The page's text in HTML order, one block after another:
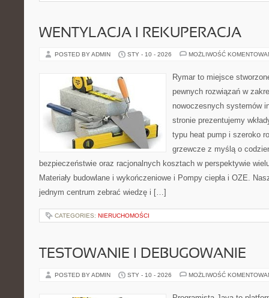
WENTYLACJA I REKUPERACJA
POSTED BY ADMIN STY - 10 - 2026 MOŻLIWOŚĆ
Rymar to miejsce
pewnych rozwiązań w
nowoczesnych systemów
stronie prezentujemy
typu heat pump i szeroko
grzewcze z myślą o
bezpieczeństwie oraz racjonalnych kosztach w perspektywie
Materiały budowlane i wykończeniowe i Pompy ciepła i OZE.
jednym centrum zebrać wiedzę i […]
CATEGORIES: NIERUCHOMOŚCI
TESTOWANIE I DEBUGOWANIE
POSTED BY ADMIN STY - 10 - 2026 MOŻLIWOŚĆ